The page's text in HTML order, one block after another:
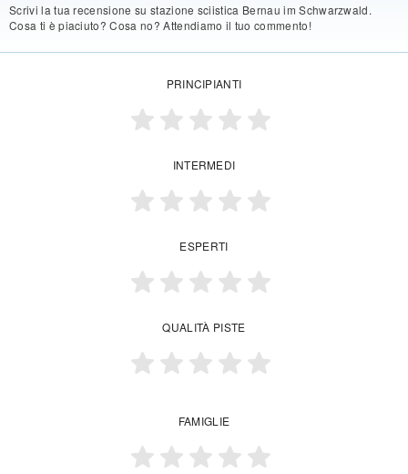
Scrivi la tua recensione su stazione sciistica Bernau im Schwarzwald.
Cosa ti è piaciuto? Cosa no? Attendiamo il tuo commento!
PRINCIPIANTI
INTERMEDI
ESPERTI
QUALITÀ PISTE
FAMIGLIE